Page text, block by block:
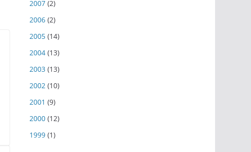
2007 (2)
2006 (2)
2005 (14)
2004 (13)
2003 (13)
2002 (10)
2001 (9)
2000 (12)
1999 (1)